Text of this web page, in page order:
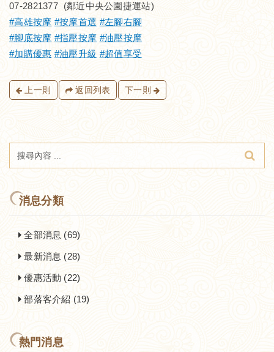
07-2821377 ​ (鄰近中央公園捷運站)
#高雄按摩 #按摩首選 #左腳右腳
#腳底按摩 #指壓按摩 #油壓按摩
#加購優惠 #油壓升級 #超值享受
上一則 返回列表 下一則
消息分類
全部消息 (69)
最新消息 (28)
優惠活動 (22)
部落客介紹 (19)
熱門消息